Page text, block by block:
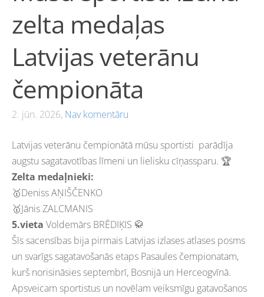
zelta medaļas
Latvijas veterānu
čempionāta
2. jūn. 2026, Nav komentāru
Latvijas veterānu čempionātā mūsu sportisti parādīja
augstu sagatavotības līmeni un lielisku cīņassparu. 🏆
Zelta medaļnieki:
🥇Deniss AŅIŠČENKO
🥇Jānis ZALCMANIS
5.vieta Voldemārs BRĒDIĶIS 🥋
Šīs sacensības bija pirmais Latvijas izlases atlases posms
un svarīgs sagatavošanās etaps Pasaules čempionatam,
kurš norisināsies septembrī, Bosnijā un Herceogvīnā.
Apsveicam sportistus un novēlam veiksmīgu gatavošanos